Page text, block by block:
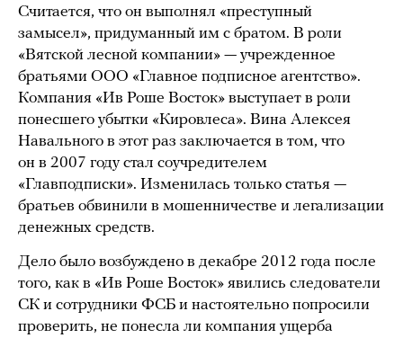
Считается, что он выполнял «преступный
замысел», придуманный им с братом. В роли
«Вятской лесной компании» — учрежденное
братьями ООО «Главное подписное агентство».
Компания «Ив Роше Восток» выступает в роли
понесшего убытки «Кировлеса». Вина Алексея
Навального в этот раз заключается в том, что
он в 2007 году стал соучредителем
«Главподписки». Изменилась только статья —
братьев обвинили в мошенничестве и легализации
денежных средств.
Дело было возбуждено в декабре 2012 года после
того, как в «Ив Роше Восток» явились следователи
СК и сотрудники ФСБ и настоятельно попросили
проверить, не понесла ли компания ущерба